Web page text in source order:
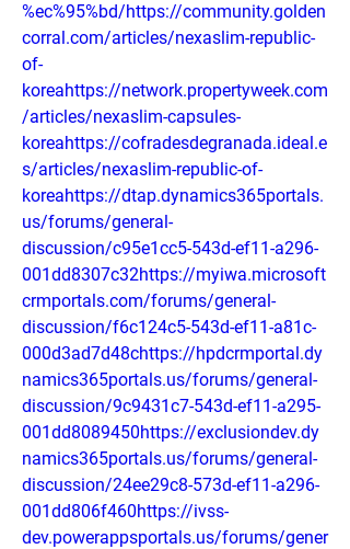
%ec%95%bd/https://community.golden
corral.com/articles/nexaslim-republic-
of-
koreahttps://network.propertyweek.com
/articles/nexaslim-capsules-
koreahttps://cofradesdegranada.ideal.e
s/articles/nexaslim-republic-of-
koreahttps://dtap.dynamics365portals.
us/forums/general-
discussion/c95e1cc5-543d-ef11-a296-
001dd8307c32https://myiwa.microsoft
crmportals.com/forums/general-
discussion/f6c124c5-543d-ef11-a81c-
000d3ad7d48chttps://hpdcrmportal.dy
namics365portals.us/forums/general-
discussion/9c9431c7-543d-ef11-a295-
001dd8089450https://exclusiondev.dy
namics365portals.us/forums/general-
discussion/24ee29c8-573d-ef11-a296-
001dd806f460https://ivss-
dev.powerappsportals.us/forums/gener